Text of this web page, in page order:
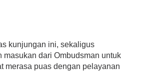
kunjungan ini, sekaligus
dari Ombudsman untuk
merasa puas dengan pelayanan